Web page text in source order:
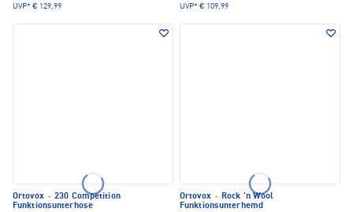
UVP* € 129,99
UVP* € 109,99
Ortovox · 230 Competition
Funktionsunterhose
Ortovox · Rock 'n Wool
Funktionsunterhemd